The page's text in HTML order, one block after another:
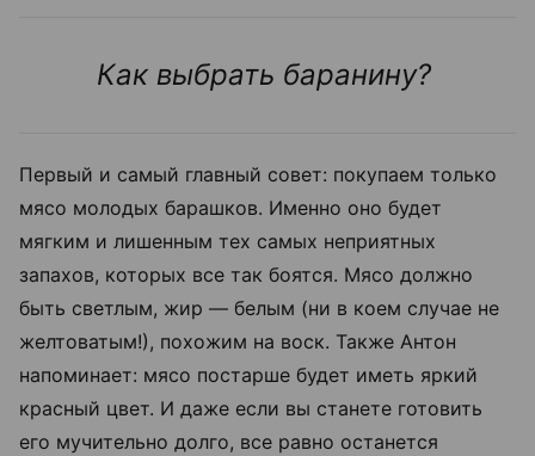
Как выбрать баранину?
Первый и самый главный совет: покупаем только
мясо молодых барашков. Именно оно будет
мягким и лишенным тех самых неприятных
запахов, которых все так боятся. Мясо должно
быть светлым, жир — белым (ни в коем случае не
желтоватым!), похожим на воск. Также Антон
напоминает: мясо постарше будет иметь яркий
красный цвет. И даже если вы станете готовить
его мучительно долго, все равно останется